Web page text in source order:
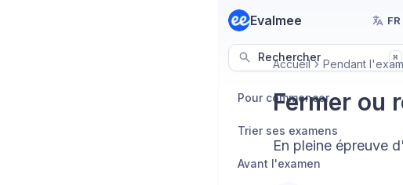
Evalmee FR
Rechercher ⌘
Pour commencer
Trier ses examens
Avant l'examen
Accueil Pendant
Fermer ou
En pleine épreuve